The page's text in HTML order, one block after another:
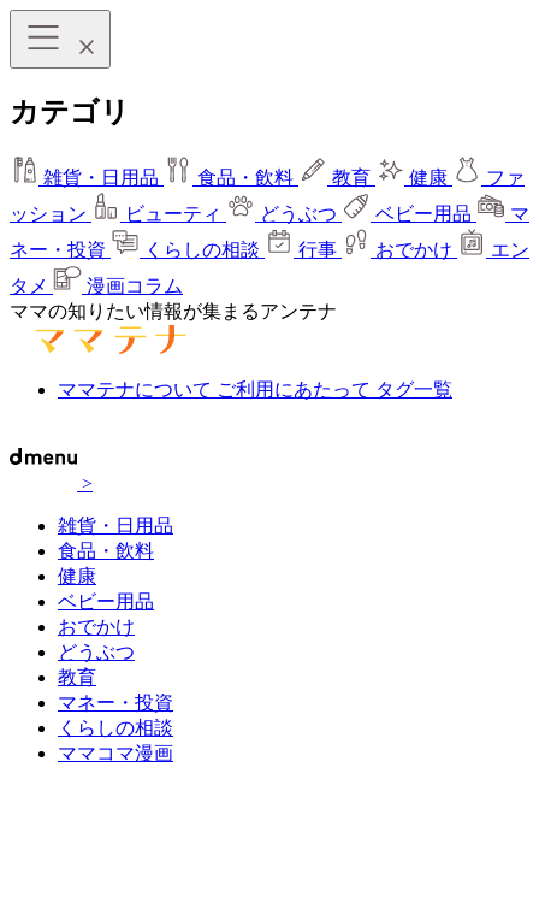
カテゴリ
雑貨・日用品 食品・飲料 教育 健康
ファ
ッション
ビューティ どうぶつ ベビー用品
マ
ネー・投資
くらしの相談 行事 おでかけ
エン
タメ
漫画コラム
ママの知りたい情報が集まるアンテナ
ママテナについて ご利用にあたって タグ一覧
>
雑貨・日用品
食品・飲料
健康
ベビー用品
おでかけ
どうぶつ
教育
マネー・投資
くらしの相談
ママコマ漫画